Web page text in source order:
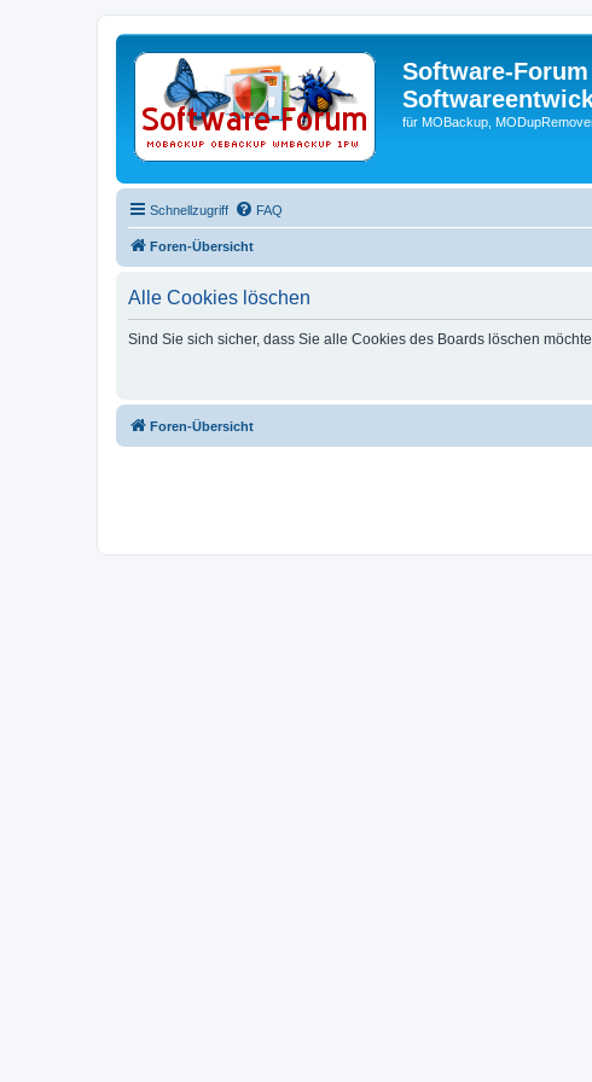
Software-
für MOBackup,
Schnellzugriff FAQ
Foren-Übersicht
Alle Cookies löschen
Sind Sie sich sicher, dass Sie alle Cookies des Boards löschen
Foren-Übersicht